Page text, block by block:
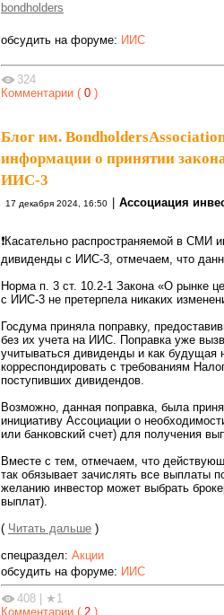
bondholders
обсудить на форуме: ИИС
324
Комментарии ( 0 )
Блог им.
информации о принятии
ИИС-3
17 декабря 2024, 16:50 Ассоциация
❗️Касательно распространяемой в СМИ
дивиденды с ИИС-3, отмечаем, что
Норма п. 3 ст. 10.2-1 Закона «О рынке
с ИИС-3 не претерпела никаких
Госдума приняла поправку,
без их учета на ИИС. Поправка уже
учитываться дивиденды и как будущая
корреспондировать с требованиям
поступивших дивидендов.
Возможно, данная поправка, была
инициативу Ассоциации о
или банковский счет) для получения
Вместе с тем, отмечаем, что
так обязывает зачислять все выплаты
желанию инвестор может выбрать
выплат).
( Читать дальше )
спецраздел: Акции
обсудить на форуме: ИИС
408
★1
Комментарии ( 2 )